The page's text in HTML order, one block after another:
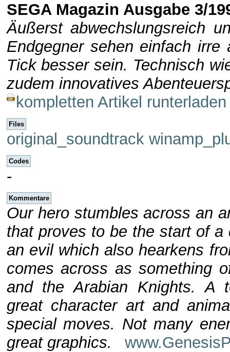
SEGA Magazin Ausgabe 3/
Äußerst abwechslungsreich
Endgegner sehen einfach
Tick besser sein. Technisch
zudem innovatives
kompletten Artikel runterladen
Files
original_soundtrack
Codes
-
Kommentare
Our hero stumbles across an
that proves to be the start of
an evil which also hearkens
comes across as something
and the Arabian Knights. A
great character art and
special moves. Not many
great graphics.